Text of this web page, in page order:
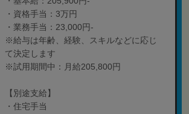
・資格手当：3万円
・業務手当：23,000円-
※給与は年齢、経験、スキルなどに応じ
て決定します
※試用期間中：月給205,800円
【別途支給】
・住宅手当